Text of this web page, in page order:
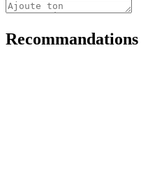
Recommandations